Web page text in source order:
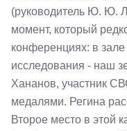
(руководитель Ю. Ю.
момент, который
конференциях: в
исследования - наш
Хананов, участник
медалями. Регина
Второе место в этой